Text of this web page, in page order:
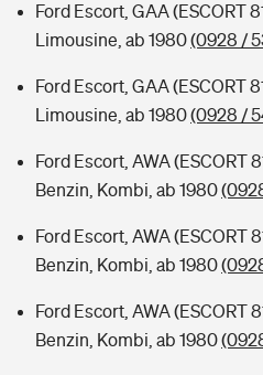
Ford Escort, GAA (ESCORT
Limousine, ab 1980(0928 /
Ford Escort, GAA (ESCORT
Limousine, ab 1980(0928 /
Ford Escort, AWA (ESCORT
Benzin, Kombi, ab 1980
Ford Escort, AWA (ESCORT
Benzin, Kombi, ab 1980
Ford Escort, AWA (ESCORT
Benzin, Kombi, ab 1980